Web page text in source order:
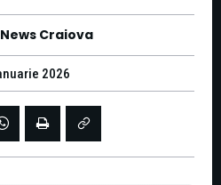
News Craiova
2026